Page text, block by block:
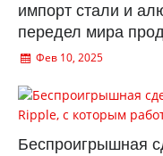
импорт стали и
передел мира
Фев 10, 2025
Беспроигрышная